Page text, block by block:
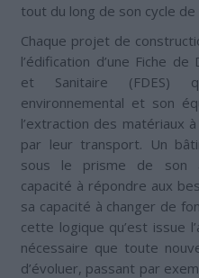
tout du long de son cycle de
Chaque projet de
l’édification d’une Fiche
et Sanitaire (FDES)
environnemental et son
l’extraction des matériaux
par leur transport. Un
sous le prisme de son
capacité à répondre aux
sa capacité à changer de
cette logique qu’est issue
nécessaire que toute
d’évoluer, passant par